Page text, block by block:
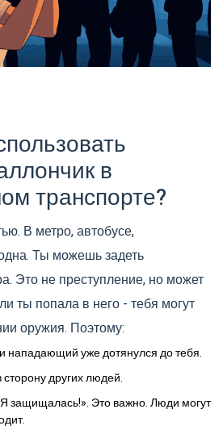
в
транспорте?
В метро, автобусе,
Ты можешь задеть
Это не преступление, но может
ты попала в него - тебя могут
оружия. Поэтому:
нападающий уже дотянулся до тебя.
других людей.
защищалась!». Это важно. Люди могут